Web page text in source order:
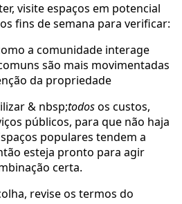
visite espaços em potencial
fins de semana para verificar:
a comunidade interage
são mais movimentadas
da propriedade
& nbsp;todosos custos,
públicos, para que não haja
populares tendem a
esteja pronto para agir
certa.
revise os termos do